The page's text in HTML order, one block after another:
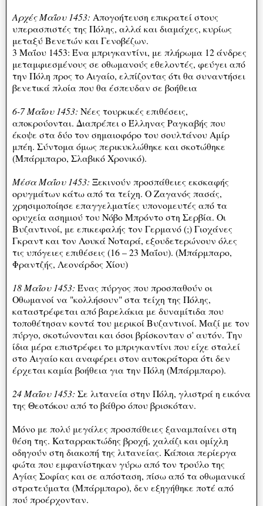
Αρχές Μαΐου 1453: Απογοήτευση επικρατεί στους
υπερασπιστές της Πόλης, αλλά και διαμάχες, κυρίως
μεταξύ Βενετών και Γενοβέζων.
3 Μαΐου 1453: Ένα μπριγκαντίνι, με πλήρωμα 12 άνδρες
μεταμφιεσμένους σε οθωμανούς εθελοντές, φεύγει από
την Πόλη προς το Αιγαίο, ελπίζοντας ότι θα συναντήσει
βενετικά πλοία που θα έσπευδαν σε βοήθεια
6-7 Μαΐου 1453: Νέες τουρκικές επιθέσεις,
αποκρούονται. Διαπρέπει ο Έλληνας Ραγκαβής που
έκοψε στα δύο τον σημαιοφόρο του σουλτάνου Αμίρ
μπέη. Σύντομα όμως περικυκλώθηκε και σκοτώθηκε
(Μπάρμπαρο, Σλαβικό Χρονικό).
Μέσα Μαΐου 1453: Ξεκινούν προσπάθειες εκσκαφής
ορυγμάτων κάτω από τα τείχη. Ο Ζαγανός πασάς,
χρησιμοποίησε επαγγελματίες υπονομευτές από τα
ορυχεία ασημιού του Νόβο Μπρόντο στη Σερβία. Οι
Βυζαντινοί, με επικεφαλής τον Γερμανό (;) Γιοχάνες
Γκραντ και τον Λουκά Νοταρά, εξουδετερώνουν όλες
τις υπόγειες επιθέσεις (16 – 23 Μαΐου). (Μπάρμπαρο,
Φραντζής, Λεονάρδος Χίου)
18 Μαΐου 1453: Ένας πύργος που προσπαθούν οι
Οθωμανοί να "κολλήσουν" στα τείχη της Πόλης,
καταστρέφεται από βαρελάκια με δυναμίτιδα που
τοποθέτησαν κοντά του μερικοί Βυζαντινοί. Μαζί με τον
πύργο, σκοτώνονται και όσοι βρίσκονταν σ' αυτόν. Την
ίδια μέρα επιστρέφει το μπριγκαντίνι που είχε σταλεί
στο Αιγαίο και αναφέρει στον αυτοκράτορα ότι δεν
έρχεται καμία βοήθεια για την Πόλη (Μπάρμπαρο).
24 Μαΐου 1453: Σε λιτανεία στην Πόλη, γλιστρά η εικόνα
της Θεοτόκου από το βάθρο όπου βρισκόταν.
Μόνο με πολύ μεγάλες προσπάθειες ξαναμπαίνει στη
θέση της. Καταρρακτώδης βροχή, χαλάζι και ομίχλη
οδηγούν στη διακοπή της λιτανείας. Κάποια περίεργα
φώτα που εμφανίστηκαν γύρω από τον τρούλο της
Αγίας Σοφίας και σε απόσταση, πίσω από τα οθωμανικά
στρατεύματα (Μπάρμπαρο), δεν εξηγήθηκε ποτέ από
πού προέρχονταν.